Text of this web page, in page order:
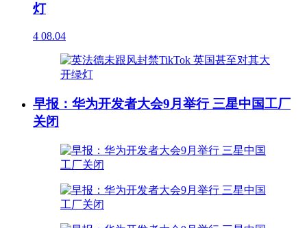
灯
4 08.04
早报：华为开发者大会9月举行 三星中国工厂
关闭